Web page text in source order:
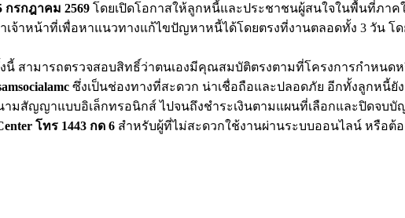
กรกฎาคม 2569 โดยเปิดโอกาสให้ลูกหนี้และประชาชนผู้สนใจในพื้นที่ภาค
จ้าหน้าที่เพื่อหาแนวทางแก้ไขปัญหาหนี้ได้โดยตรงที่งานตลอดทั้ง 3 วัน โด
สามารถตรวจสอบสิทธิ์ว่าตนเองมีคุณสมบัติตรงตามที่โครงการกำหนดห
ซึ่งเป็นช่องทางที่สะดวก น่าเชื่อถือและปลอดภัย อีกทั้งลูกหนี้ยั
ามสัญญาแบบอิเล็กทรอนิกส์ ไปจนถึงชำระเงินตามแผนที่เลือกและปิดจบ
โทร 1443 กด 6 สำหรับผู้ที่ไม่สะดวกใช้งานผ่านระบบออนไลน์ หรือต้